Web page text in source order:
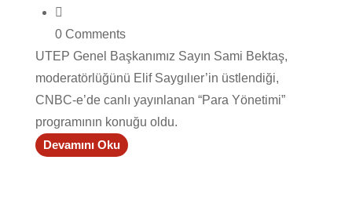
0 Comments
UTEP Genel Başkanımız Sayın Sami Bektaş,
moderatörlüğünü Elif Saygılıer’in üstlendiği,
CNBC-e’de canlı yayınlanan “Para Yönetimi”
programının konuğu oldu.
Devamını Oku